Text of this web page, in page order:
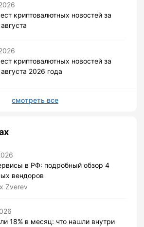
криптовалютных новостей за
криптовалютных новостей за
2026 года
смотреть все
в РФ: подробный обзор 4
вендоров
Zverev
18% в месяц: что нашли внутри